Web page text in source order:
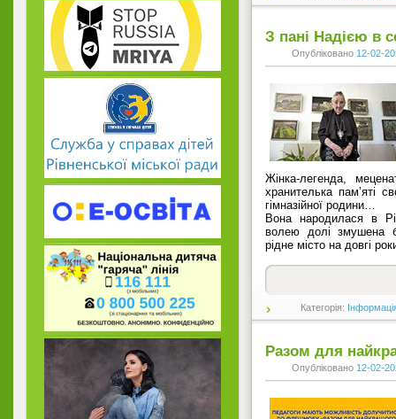
З пані Надією в
Опубліковано 12-02-
Жінка-легенда,
хранителька пам’яті
гімназійної родини…
Вона народилася в
волею долі змушена
рідне місто на довгі
Категорія:
Разом для
Опубліковано 12-02-